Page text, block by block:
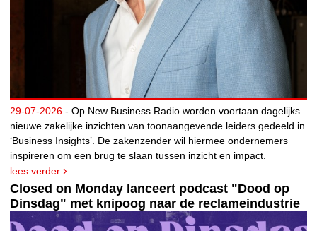
29-07-2026 - Op New Business Radio worden voortaan dagelijks
nieuwe zakelijke inzichten van toonaangevende leiders gedeeld in
‘Business Insights’. De zakenzender wil hiermee ondernemers
inspireren om een brug te slaan tussen inzicht en impact.
lees verder
Closed on Monday lanceert podcast "Dood op
Dinsdag" met knipoog naar de reclameindustrie